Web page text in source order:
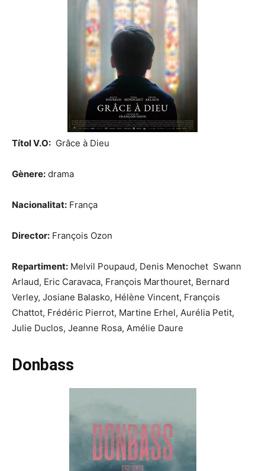
Títol V.O: Grâce à Dieu
Gènere: drama
Nacionalitat: França
Director: François Ozon
Repartiment: Melvil Poupaud, Denis Menochet Swann
Arlaud, Eric Caravaca, François Marthouret, Bernard
Verley, Josiane Balasko, Hélène Vincent, François
Chattot, Frédéric Pierrot, Martine Erhel, Aurélia Petit,
Julie Duclos, Jeanne Rosa, Amélie Daure
Donbass